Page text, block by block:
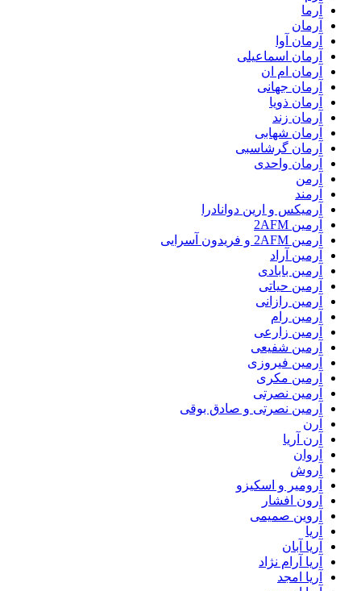
آرما
آرمان
آرمان آوا
آرمان اسماعیلی
آرمان ام ان
آرمان جهانی
آرمان ذویا
آرمان زند
آرمان شهابی
آرمان گرشاسبی
آرمان واحدی
آرمن
آرمند
آرمیکس و ارین دوانادرا
آرمین 2AFM
آرمین 2AFM و فریدون آسرایی
آرمین آراد
آرمین بابادی
آرمین حیاتی
آرمین رازانی
آرمین رام
آرمین زارعی
آرمین شفیعی
آرمین فیروزی
آرمین مکری
آرمین نصرتی
آرمین نصرتی و صادق بوقی
آرن
آرن آریا
آروان
آروش
آرومیر و اسکیزو
آرون افشار
آروین صمیمی
آریا
آریا آبان
آریا آرام نژاد
آریا امجد